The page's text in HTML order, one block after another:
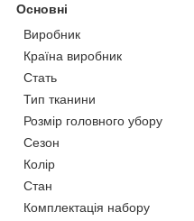
Основні
Виробник
Країна виробник
Стать
Тип тканини
Розмір головного убору
Сезон
Колір
Стан
Комплектація набору